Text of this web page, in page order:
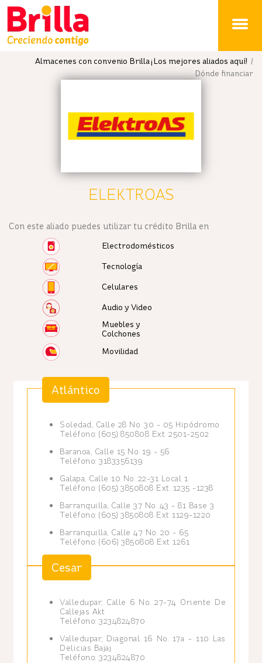
Almacenes con convenio Brilla ¡Los mejores aliados aquí! /
Dónde financiar
ELEKTROAS
Con este aliado puedes utilizar tu crédito Brilla en
Electrodomésticos
Tecnología
Celulares
Audio y Video
Muebles y
Colchones
Movilidad
Atlántico
Soledad, Calle 28 No. 30 - 05 Hipódromo
Teléfono: (605) 850808 Ext. 2501-2502
Baranoa, Calle 15 No. 19 - 56
Teléfono: 3183356139
Galapa, Calle 10 No. 22-31 Local 1
Teléfono: (605) 3850808 Ext. 1235 -1238
Barranquilla, Calle 37 No. 43 - 81 Base 3
Teléfono: (605) 3850808 Ext 1129-1220
Barranquilla, Calle 47 No. 20 - 65
Teléfono: (606) 3850808 Ext 1261
Cesar
Valledupar, Calle 6 No. 27-74 Oriente De
Callejas Akt
Teléfono: 3234824870
Valledupar, Diagonal 16 No. 17a - 110 Las
Delicias Bajaj
Teléfono: 3234824870